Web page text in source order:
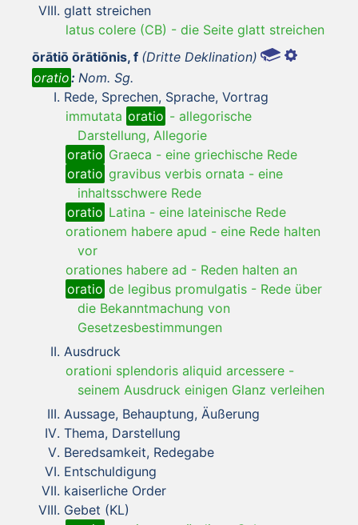
glatt streichen
latus colere (CB) - die Seite glatt streichen
ōrātiō ōrātiōnis, f (Dritte Deklination)
oratio: Nom. Sg.
Rede, Sprechen, Sprache, Vortrag
immutata oratio - allegorische
Darstellung, Allegorie
oratio Graeca - eine griechische Rede
oratio gravibus verbis ornata - eine
inhaltsschwere Rede
oratio Latina - eine lateinische Rede
orationem habere apud - eine Rede halten
vor
orationes habere ad - Reden halten an
oratio de legibus promulgatis - Rede über
die Bekanntmachung von
Gesetzesbestimmungen
Ausdruck
orationi splendoris aliquid arcessere -
seinem Ausdruck einigen Glanz verleihen
Aussage, Behauptung, Äußerung
Thema, Darstellung
Beredsamkeit, Redegabe
Entschuldigung
kaiserliche Order
Gebet (KL)